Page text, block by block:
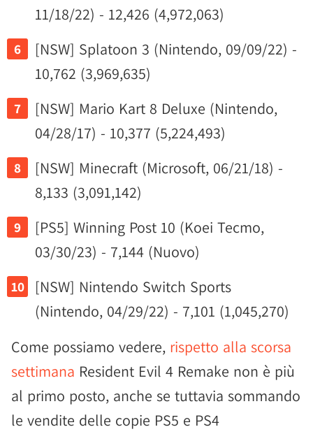
11/18/22) - 12,426 (4,972,063)
[NSW] Splatoon 3 (Nintendo, 09/09/22) -
10,762 (3,969,635)
[NSW] Mario Kart 8 Deluxe (Nintendo,
04/28/17) - 10,377 (5,224,493)
[NSW] Minecraft (Microsoft, 06/21/18) -
8,133 (3,091,142)
[PS5] Winning Post 10 (Koei Tecmo,
03/30/23) - 7,144 (Nuovo)
[NSW] Nintendo Switch Sports
(Nintendo, 04/29/22) - 7,101 (1,045,270)
Come possiamo vedere, rispetto alla scorsa
settimana Resident Evil 4 Remake non è più
al primo posto, anche se tuttavia sommando
le vendite delle copie PS5 e PS4